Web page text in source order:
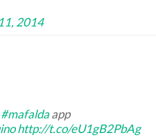
2014
#mafalda app
http://t.co/eU1gB2PbAg